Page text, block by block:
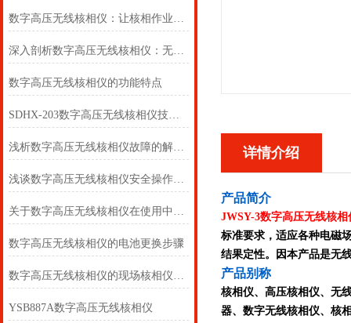
数字高压无线核相仪：让核相作业“0距离”
深入剖析数字高压无线核相仪：无线传输、实时监测与智能分析，为电网安全运维保驾护航
数字高压无线核相仪的功能特点
SDHX-203数字高压无线核相仪技术指标
浅析数字高压无线核相仪故障的解决方案
浅谈数字高压无线核相仪安全操作注意事项
关于数字高压无线核相仪在使用中的注意事项
数字高压无线核相仪的电池更换步骤
数字高压无线核相仪的现场核相仪说明
YSB887A数字高压无线核相仪
详情介绍
产品简介
JWSY-3数字高压无线核相
标准要求，适应各种电磁
结果定性。因本产品是无
产品别称
核相仪、高压核相仪、无
器、数字无线核相仪、核